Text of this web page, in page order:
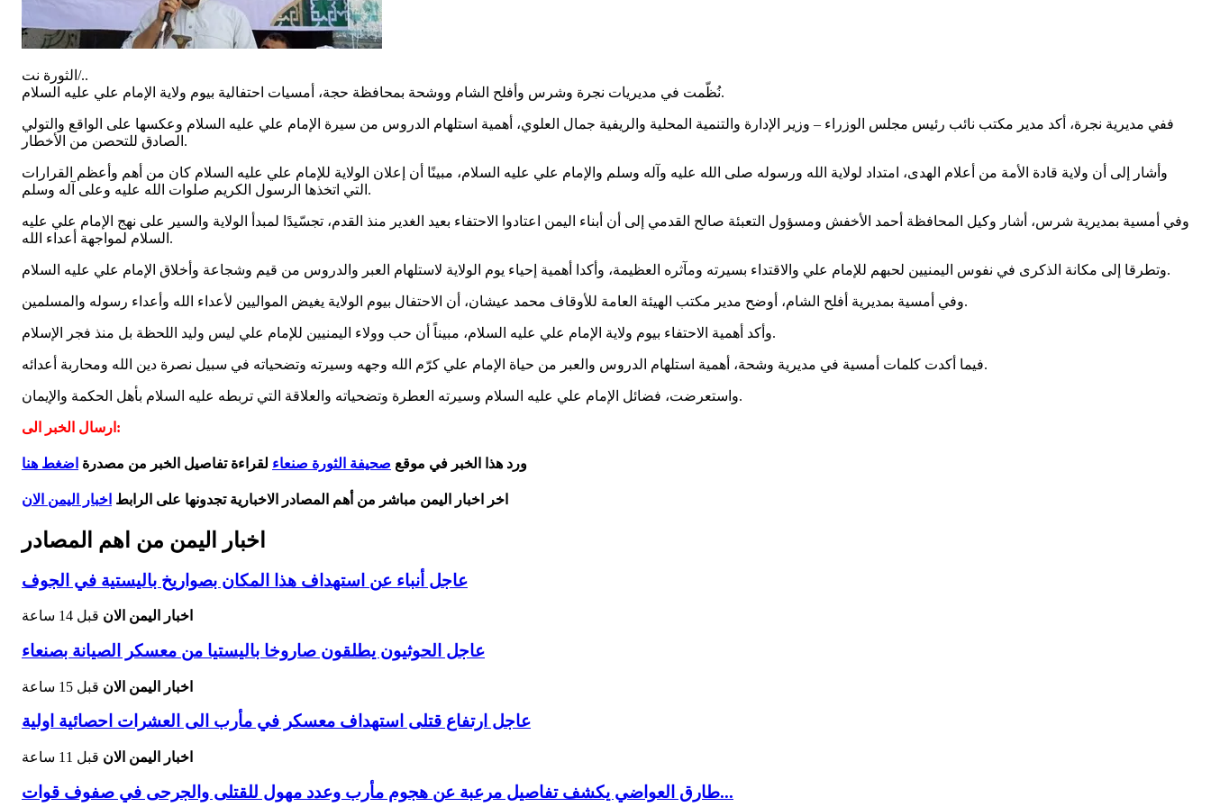
الثورة نت/..
نُظّمت في مديريات نجرة وشرس وأفلح الشام ووشحة بمحافظة حجة، أمسيات احتفالية بيوم ولاية الإمام علي عليه السلام.
ففي مديرية نجرة، أكد مدير مكتب نائب رئيس مجلس الوزراء – وزير الإدارة والتنمية المحلية والريفية جمال العلوي، أهمية استلهام الدروس من سيرة الإمام علي عليه السلام وعكسها على الواقع والتولي
الصادق للتحصن من الأخطار.
وأشار إلى أن ولاية قادة الأمة من أعلام الهدى، امتداد لولاية الله ورسوله صلى الله عليه وآله وسلم والإمام علي عليه السلام، مبينًا أن إعلان الولاية للإمام علي عليه السلام كان من أهم وأعظم القرارات
التي اتخذها الرسول الكريم صلوات الله عليه وعلى آله وسلم.
وفي أمسية بمديرية شرس، أشار وكيل المحافظة أحمد الأخفش ومسؤول التعبئة صالح القدمي إلى أن أبناء اليمن اعتادوا الاحتفاء بعيد الغدير منذ القدم، تجسّيدًا لمبدأ الولاية والسير على نهج الإمام علي عليه
السلام لمواجهة أعداء الله.
وتطرقا إلى مكانة الذكرى في نفوس اليمنيين لحبهم للإمام علي والاقتداء بسيرته ومآثره العظيمة، وأكدا أهمية إحياء يوم الولاية لاستلهام العبر والدروس من قيم وشجاعة وأخلاق الإمام علي عليه السلام.
وفي أمسية بمديرية أفلح الشام، أوضح مدير مكتب الهيئة العامة للأوقاف محمد عيشان، أن الاحتفال بيوم الولاية يغيض المواليين لأعداء الله وأعداء رسوله والمسلمين.
وأكد أهمية الاحتفاء بيوم ولاية الإمام علي عليه السلام، مبيناً أن حب وولاء اليمنيين للإمام علي ليس وليد اللحظة بل منذ فجر الإسلام.
فيما أكدت كلمات أمسية في مديرية وشحة، أهمية استلهام الدروس والعبر من حياة الإمام علي كرّم الله وجهه وسيرته وتضحياته في سبيل نصرة دين الله ومحاربة أعدائه.
واستعرضت، فضائل الإمام علي عليه السلام وسيرته العطرة وتضحياته والعلاقة التي تربطه عليه السلام بأهل الحكمة والإيمان.
ارسال الخبر الى:
ورد هذا الخبر في موقع صحيفة الثورة صنعاء لقراءة تفاصيل الخبر من مصدرة اضغط هنا
اخر اخبار اليمن مباشر من أهم المصادر الاخبارية تجدونها على الرابط اخبار اليمن الان
اخبار اليمن من اهم المصادر
عاجل أنباء عن استهداف هذا المكان بصواريخ باليستية في الجوف
اخبار اليمن الان قبل 14 ساعة
عاجل الحوثيون يطلقون صاروخا باليستيا من معسكر الصيانة بصنعاء
اخبار اليمن الان قبل 15 ساعة
عاجل ارتفاع قتلى استهداف معسكر في مأرب الى العشرات احصائية اولية
اخبار اليمن الان قبل 11 ساعة
طارق العواضي يكشف تفاصيل مرعبة عن هجوم مأرب وعدد مهول للقتلى والجرحى في صفوف قوات...